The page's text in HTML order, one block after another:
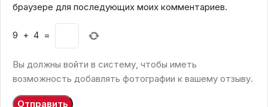
браузере для последующих моих комментариев.
9 + 4 =
Вы должны войти в систему, чтобы иметь
возможность добавлять фотографии к вашему отзыву.